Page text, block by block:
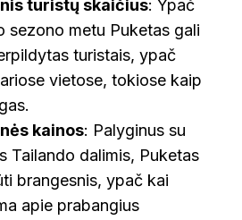
turistų skaičius: Ypač
sezono metu Puketas gali
turistais, ypač
vietose, tokiose kaip
kainos: Palyginus su
Tailando dalimis, Puketas
brangesnis, ypač kai
apie prabangius